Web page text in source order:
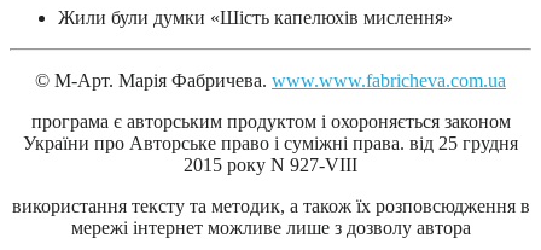
Жили були думки «Шість капелюхів мислення»
© М-Арт. Марія Фабричева. www.www.fabricheva.com.ua
програма є авторським продуктом і охороняється законом
України про Авторське право і суміжні права. від 25 грудня
2015 року N 927-VІІІ
використання тексту та методик, а також їх розповсюдження в
мережі інтернет можливе лише з дозволу автора